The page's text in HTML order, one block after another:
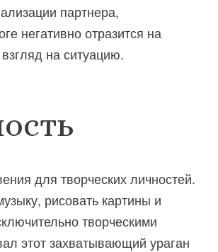
партнера,
негативно отразится на
на ситуацию.
для творческих личностей.
рисовать картины и
творческими
этот захватывающий ураган